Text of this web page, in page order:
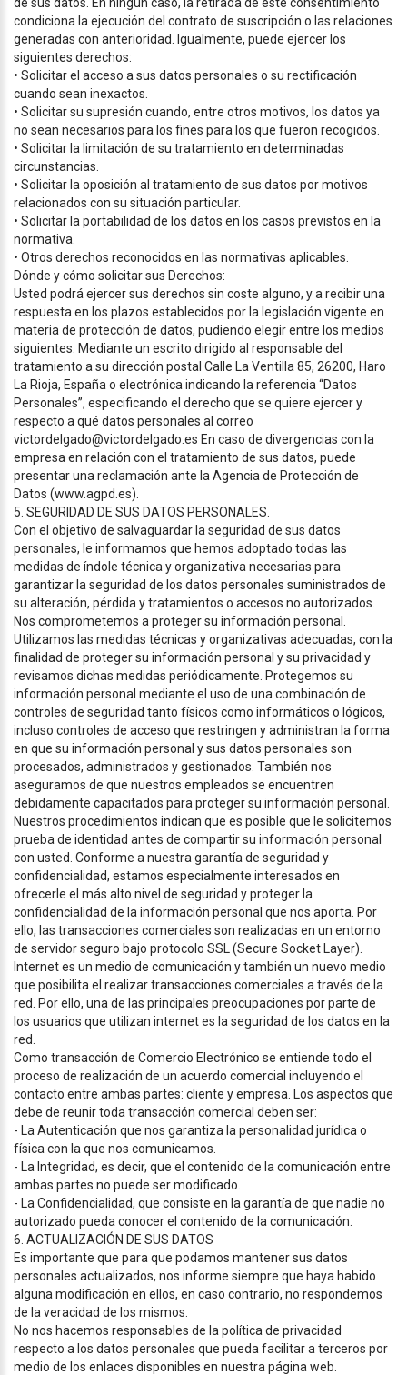
condiciona la ejecución del contrato de suscripción o las relaciones
generadas con anterioridad. Igualmente, puede ejercer los
siguientes derechos:
• Solicitar el acceso a sus datos personales o su rectificación
cuando sean inexactos.
• Solicitar su supresión cuando, entre otros motivos, los datos ya
no sean necesarios para los fines para los que fueron recogidos.
• Solicitar la limitación de su tratamiento en determinadas
circunstancias.
• Solicitar la oposición al tratamiento de sus datos por motivos
relacionados con su situación particular.
• Solicitar la portabilidad de los datos en los casos previstos en la
normativa.
• Otros derechos reconocidos en las normativas aplicables.
Dónde y cómo solicitar sus Derechos:
Usted podrá ejercer sus derechos sin coste alguno, y a recibir una
respuesta en los plazos establecidos por la legislación vigente en
materia de protección de datos, pudiendo elegir entre los medios
siguientes: Mediante un escrito dirigido al responsable del
tratamiento a su dirección postal Calle La Ventilla 85, 26200, Haro
La Rioja, España o electrónica indicando la referencia “Datos
Personales”, especificando el derecho que se quiere ejercer y
respecto a qué datos personales al correo
victordelgado@victordelgado.es En caso de divergencias con la
empresa en relación con el tratamiento de sus datos, puede
presentar una reclamación ante la Agencia de Protección de
Datos (www.agpd.es).
5. SEGURIDAD DE SUS DATOS PERSONALES.
Con el objetivo de salvaguardar la seguridad de sus datos
personales, le informamos que hemos adoptado todas las
medidas de índole técnica y organizativa necesarias para
garantizar la seguridad de los datos personales suministrados de
su alteración, pérdida y tratamientos o accesos no autorizados.
Nos comprometemos a proteger su información personal.
Utilizamos las medidas técnicas y organizativas adecuadas, con la
finalidad de proteger su información personal y su privacidad y
revisamos dichas medidas periódicamente. Protegemos su
información personal mediante el uso de una combinación de
controles de seguridad tanto físicos como informáticos o lógicos,
incluso controles de acceso que restringen y administran la forma
en que su información personal y sus datos personales son
procesados, administrados y gestionados. También nos
aseguramos de que nuestros empleados se encuentren
debidamente capacitados para proteger su información personal.
Nuestros procedimientos indican que es posible que le solicitemos
prueba de identidad antes de compartir su información personal
con usted. Conforme a nuestra garantía de seguridad y
confidencialidad, estamos especialmente interesados en
ofrecerle el más alto nivel de seguridad y proteger la
confidencialidad de la información personal que nos aporta. Por
ello, las transacciones comerciales son realizadas en un entorno
de servidor seguro bajo protocolo SSL (Secure Socket Layer).
Internet es un medio de comunicación y también un nuevo medio
que posibilita el realizar transacciones comerciales a través de la
red. Por ello, una de las principales preocupaciones por parte de
los usuarios que utilizan internet es la seguridad de los datos en la
red.
Como transacción de Comercio Electrónico se entiende todo el
proceso de realización de un acuerdo comercial incluyendo el
contacto entre ambas partes: cliente y empresa. Los aspectos que
debe de reunir toda transacción comercial deben ser:
- La Autenticación que nos garantiza la personalidad jurídica o
física con la que nos comunicamos.
- La Integridad, es decir, que el contenido de la comunicación entre
ambas partes no puede ser modificado.
- La Confidencialidad, que consiste en la garantía de que nadie no
autorizado pueda conocer el contenido de la comunicación.
6. ACTUALIZACIÓN DE SUS DATOS
Es importante que para que podamos mantener sus datos
personales actualizados, nos informe siempre que haya habido
alguna modificación en ellos, en caso contrario, no respondemos
de la veracidad de los mismos.
No nos hacemos responsables de la política de privacidad
respecto a los datos personales que pueda facilitar a terceros por
medio de los enlaces disponibles en nuestra página web.